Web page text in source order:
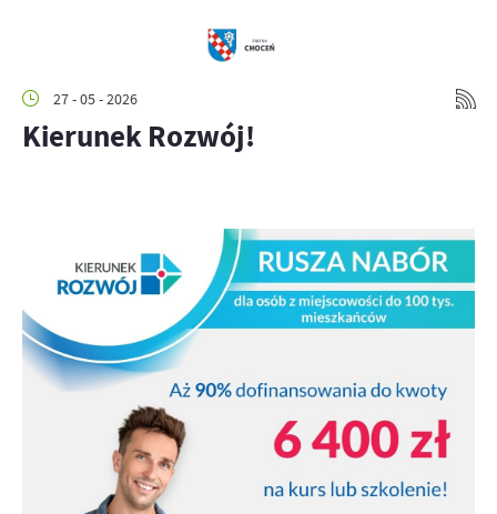
27 - 05 - 2026
Kierunek Rozwój!